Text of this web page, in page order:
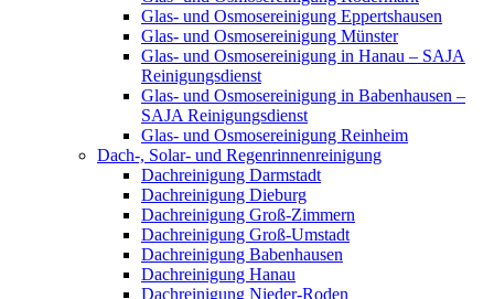
Glas- und Osmosereinigung Eppertshausen
Glas- und Osmosereinigung Münster
Glas- und Osmosereinigung in Hanau – SAJA
Reinigungsdienst
Glas- und Osmosereinigung in Babenhausen –
SAJA Reinigungsdienst
Glas- und Osmosereinigung Reinheim
Dach-, Solar- und Regenrinnenreinigung
Dachreinigung Darmstadt
Dachreinigung Dieburg
Dachreinigung Groß-Zimmern
Dachreinigung Groß-Umstadt
Dachreinigung Babenhausen
Dachreinigung Hanau
Dachreinigung Nieder-Roden